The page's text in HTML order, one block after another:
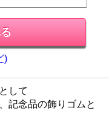
)
して
記念品の飾りゴムと